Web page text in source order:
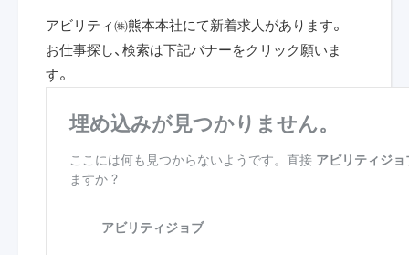
アビリティ㈱熊本本社にて新着求人があります。
お仕事探し、検索は下記バナーをクリック願いま
す。